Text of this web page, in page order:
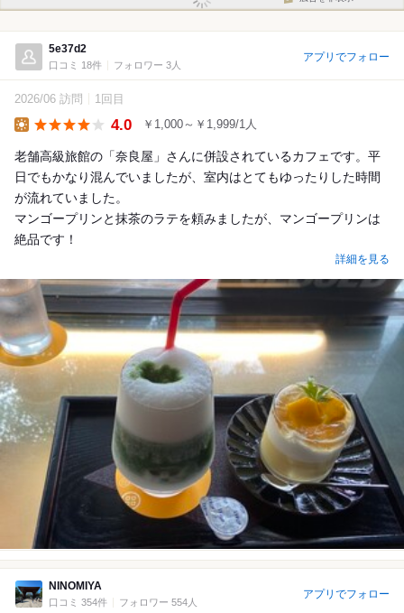
5e37d2
口コミ 18件 フォロワー 3人
アプリでフォロー
2026/06 訪問 1回目
4.0 ￥1,000～￥1,999/1人
老舗高級旅館の「奈良屋」さんに併設されているカフェです。平
日でもかなり混んでいましたが、室内はとてもゆったりした時間
が流れていました。
マンゴープリンと抹茶のラテを頼みましたが、マンゴープリンは
絶品です！
詳細を見る
NINOMIYA
口コミ 354件 フォロワー 554人
アプリでフォロー